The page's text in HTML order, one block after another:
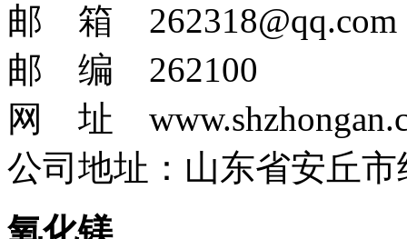
邮 箱 262318@qq.com
邮 编 262100
网 址
公司地址：山东省安丘